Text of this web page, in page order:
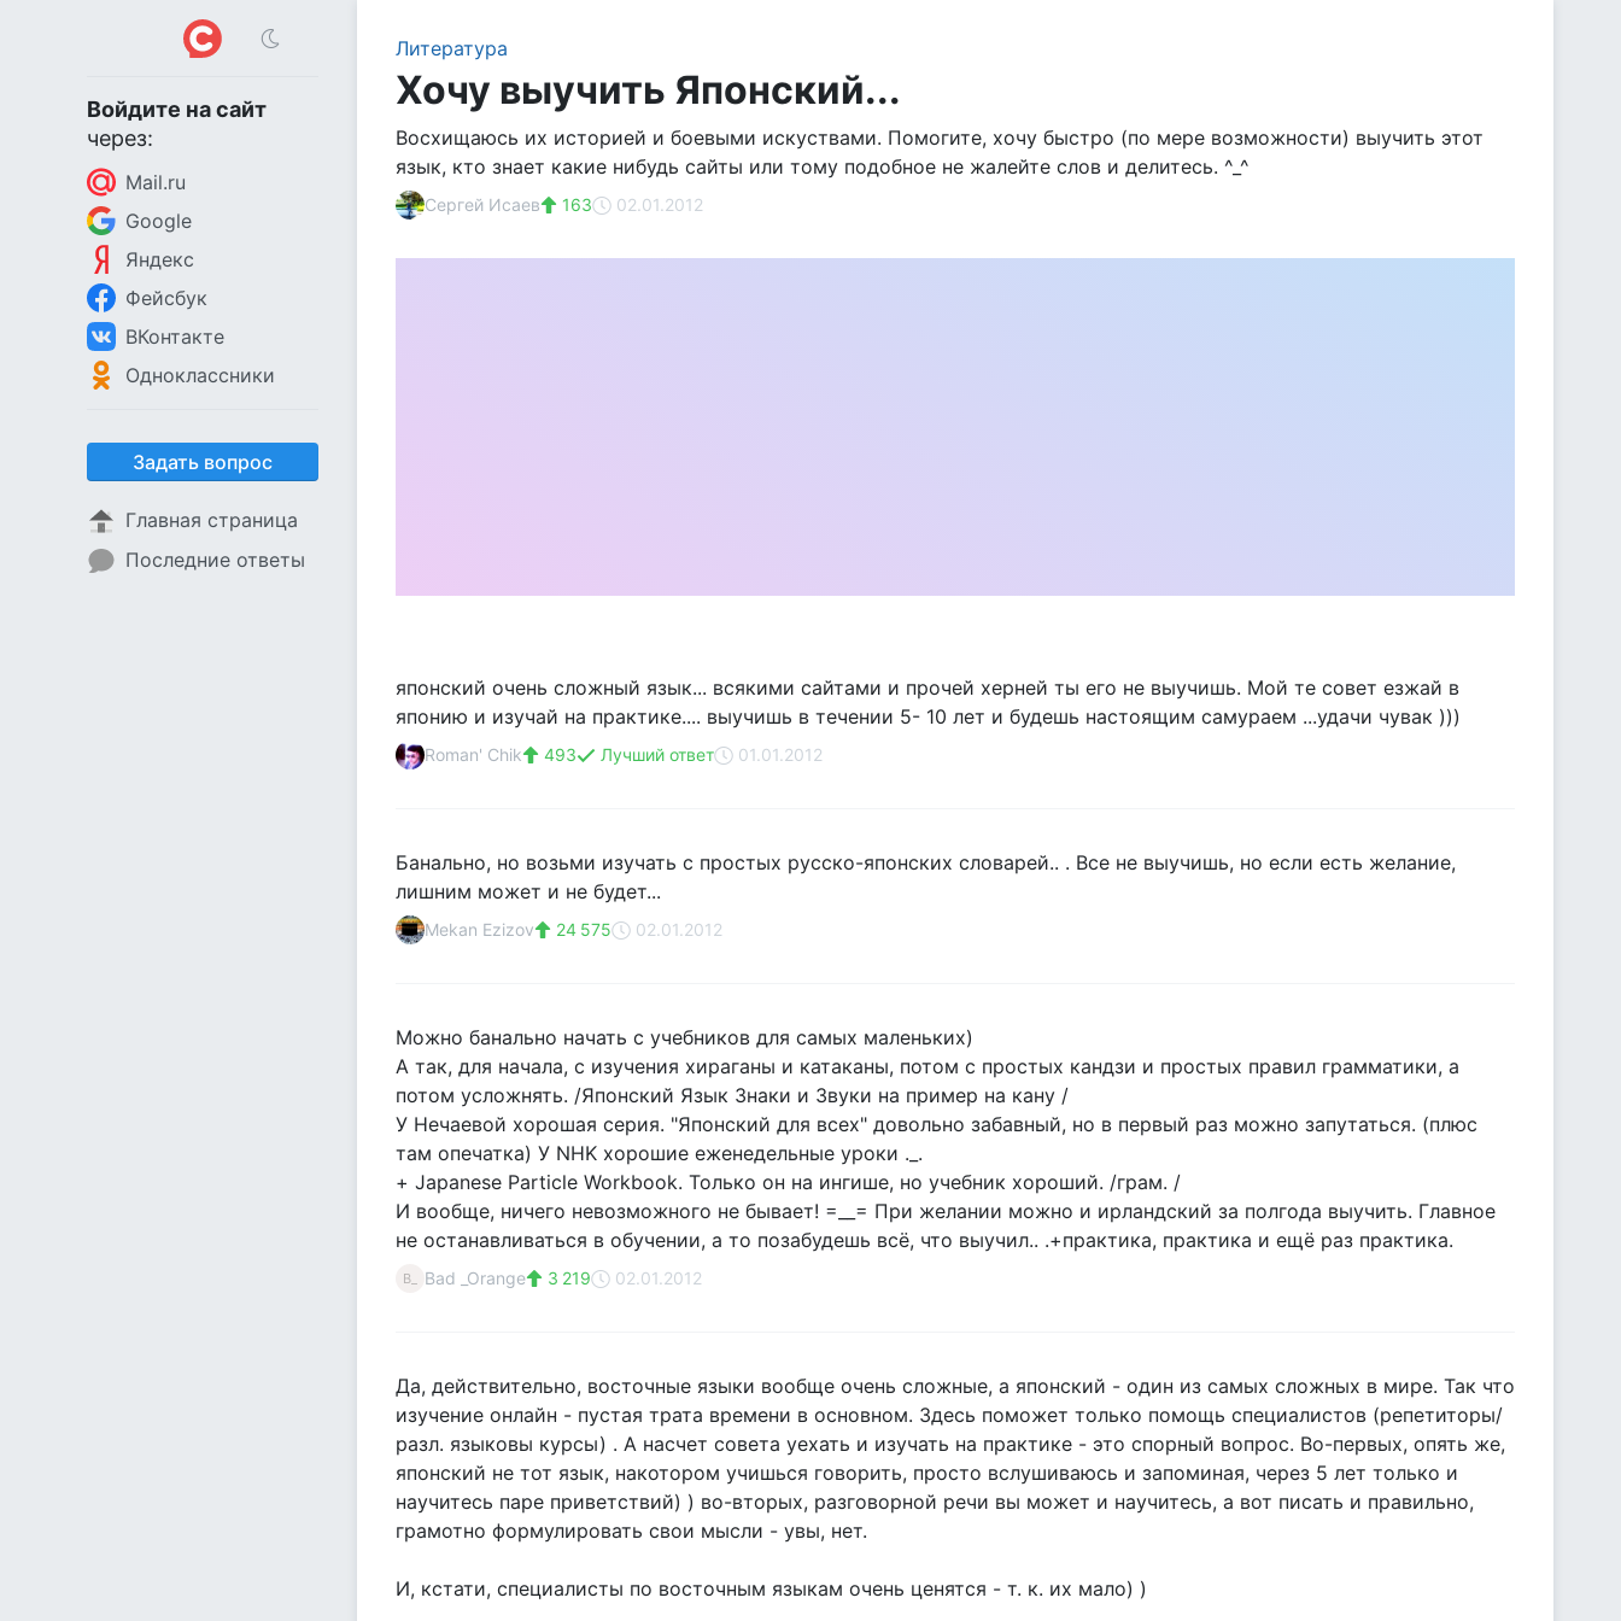
Войдите на сайт
через:
Mail.ru
Google
Яндекс
Фейсбук
ВКонтакте
Одноклассники
Задать вопрос
Главная страница
Последние ответы
Литература
Хочу выучить Японский...
Восхищаюсь их историей и боевыми искуствами. Помогите, хочу быстро (по мере возможности) выучить этот
язык, кто знает какие нибудь сайты или тому подобное не жалейте слов и делитесь. ^_^
Сергей Исаев 163 02.01.2012
японский очень сложный язык... всякими сайтами и прочей херней ты его не выучишь. Мой те совет езжай в
японию и изучай на практике.... выучишь в течении 5- 10 лет и будешь настоящим самураем ...удачи чувак )))
Roman' Chik 493 Лучший ответ 01.01.2012
Банально, но возьми изучать с простых русско-японских словарей.. . Все не выучишь, но если есть желание,
лишним может и не будет...
Mekan Ezizov 24 575 02.01.2012
Можно банально начать с учебников для самых маленьких)
А так, для начала, с изучения хираганы и катаканы, потом с простых кандзи и простых правил грамматики, а
потом усложнять. /Японский Язык Знаки и Звуки на пример на кану /
У Нечаевой хорошая серия. "Японский для всех" довольно забавный, но в первый раз можно запутаться. (плюс
там опечатка) У NHK хорошие еженедельные уроки ._.
+ Japanese Particle Workbook. Только он на ингише, но учебник хороший. /грам. /
И вообще, ничего невозможного не бывает! =__= При желании можно и ирландский за полгода выучить. Главное
не останавливаться в обучении, а то позабудешь всё, что выучил.. .+практика, практика и ещё раз практика.
B_ Bad _Orange 3 219 02.01.2012
Да, действительно, восточные языки вообще очень сложные, а японский - один из самых сложных в мире. Так что
изучение онлайн - пустая трата времени в основном. Здесь поможет только помощь специалистов (репетиторы/
разл. языковы курсы) . А насчет совета уехать и изучать на практике - это спорный вопрос. Во-первых, опять же,
японский не тот язык, накотором учишься говорить, просто вслушиваюсь и запоминая, через 5 лет только и
научитесь паре приветствий) ) во-вторых, разговорной речи вы может и научитесь, а вот писать и правильно,
грамотно формулировать свои мысли - увы, нет.
И, кстати, специалисты по восточным языкам очень ценятся - т. к. их мало) )